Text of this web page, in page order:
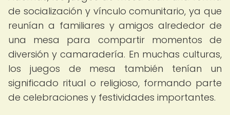
de socialización y vínculo comunitario, ya que
reunían a familiares y amigos alrededor de
una mesa para compartir momentos de
diversión y camaradería. En muchas culturas,
los juegos de mesa también tenían un
significado ritual o religioso, formando parte
de celebraciones y festividades importantes.